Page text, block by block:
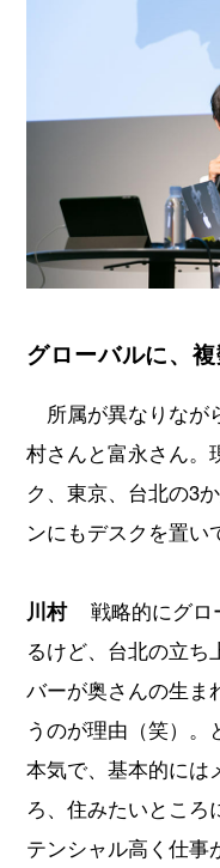
グローバルに、
所属が異なりなが
村さんと富永さん。
ク、東京、台北の3
ンにもデスクを置い
川村
戦略的にグロ
るけど、台北の立ち
バーが奥さんの生ま
うのが理由（笑）
本気で、基本的には
ろ、住みたいところ
テンシャル高く仕事